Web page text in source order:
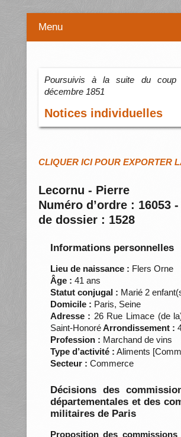
Menu
Poursuivis à la suite du coup
décembre 1851
Notices individuelles
CLIQUER ICI POUR EXPORTER
Lecornu - Pierre
Numéro d’ordre : 16053
de dossier : 1528
Informations personnelles
Lieu de naissance : Flers Orne
Âge : 41 ans
Statut conjugal : Marié 2
Domicile : Paris, Seine
Adresse : 26 Rue Limace (de
Saint-HonoréArrondissement :
Profession : Marchand de vins
Type d’activité : Aliments
Secteur : Commerce
Décisions des
départementales et des
militaires de Paris
Proposition des